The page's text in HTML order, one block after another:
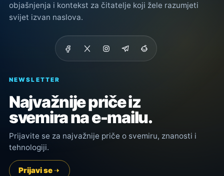
objašnjenja i kontekst za čitatelje koji žele razumjeti
svijet izvan naslova.
NEWSLETTER
Najvažnije priče iz
svemira na e-mailu.
Prijavite se za najvažnije priče o svemiru, znanosti i
tehnologiji.
Prijavi se